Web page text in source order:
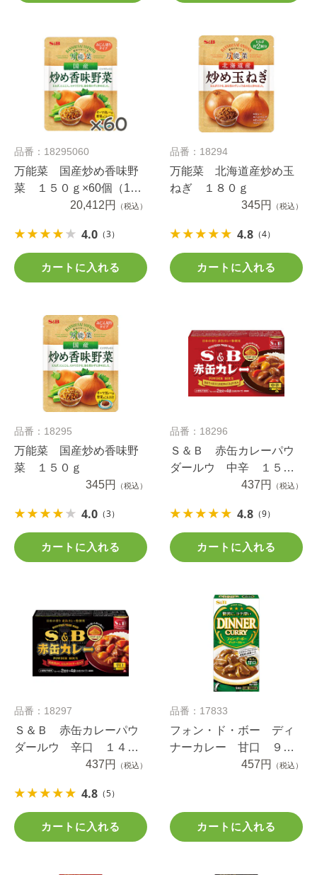
品番：18295060
万能菜 国産炒め香味野
菜 １５０ｇ×60個（1ケ
20,412円 （税込）
4.0 （3）
カートに入れる
品番：18294
万能菜 北海道産炒め玉
ねぎ １８０ｇ
345円
（税込）
4.8 （4）
カートに入れる
品番：18295
万能菜 国産炒め香味野
菜 １５０ｇ
345円
（税込）
4.0 （3）
カートに入れる
品番：18296
Ｓ＆Ｂ 赤缶カレーパウ
ダールウ 中辛 １５２
437円 （税込）
4.8 （9）
カートに入れる
品番：18297
Ｓ＆Ｂ 赤缶カレーパウ
ダールウ 辛口 １４０
437円 （税込）
4.8 （5）
カートに入れる
品番：17833
フォン・ド・ボー ディ
ナーカレー 甘口 ９７
457円 （税込）
カートに入れる